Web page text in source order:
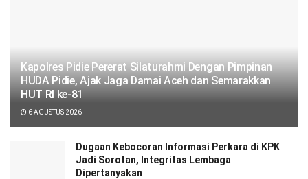
‎‎Kapolres Pidie Pererat Silaturahmi Dengan Pimpinan
HUDA Pidie, Ajak Jaga Damai Aceh dan Semarakkan
HUT RI ke-81
6 AGUSTUS 2026
Dugaan Kebocoran Informasi Perkara di KPK
Jadi Sorotan, Integritas Lembaga
Dipertanyakan